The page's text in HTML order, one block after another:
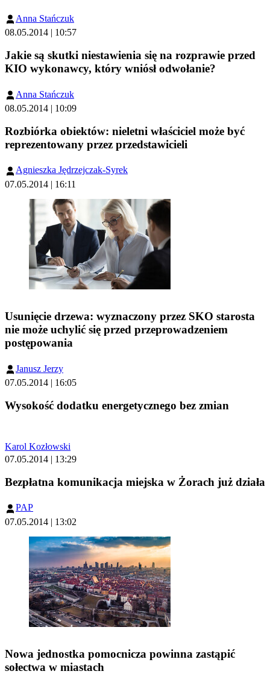
Anna Stańczuk
08.05.2014 | 10:57
Jakie są skutki niestawienia się na rozprawie przed
KIO wykonawcy, który wniósł odwołanie?
Anna Stańczuk
08.05.2014 | 10:09
Rozbiórka obiektów: nieletni właściciel może być
reprezentowany przez przedstawicieli
Agnieszka Jędrzejczak-Syrek
07.05.2014 | 16:11
Usunięcie drzewa: wyznaczony przez SKO starosta
nie może uchylić się przed przeprowadzeniem
postępowania
Janusz Jerzy
07.05.2014 | 16:05
Wysokość dodatku energetycznego bez zmian
Karol Kozłowski
07.05.2014 | 13:29
Bezpłatna komunikacja miejska w Żorach już działa
PAP
07.05.2014 | 13:02
Nowa jednostka pomocnicza powinna zastąpić
sołectwa w miastach